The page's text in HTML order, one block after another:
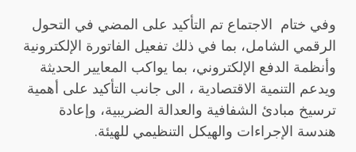
وفي ختام الاجتماع تم التأكيد على المضي في التحول
الرقمي الشامل، بما في ذلك تفعيل الفاتورة الإلكترونية
وأنظمة الدفع الإلكتروني، بما يواكب المعايير الحديثة
ويدعم التنمية الاقتصادية ، الى جانب التأكيد على أهمية
ترسيخ مبادئ الشفافية والعدالة الضريبية، وإعادة
هندسة الإجراءات والهيكل التنظيمي للهيئة.